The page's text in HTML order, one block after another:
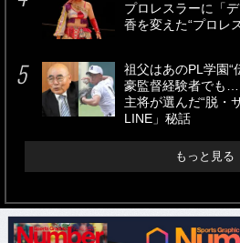
プロレスラーに「
香を変えた“プロレ
祖父はあのPL学園“
豪監督経験者でも
主将が選んだ“脱・
LINE」秘話
もっと見る